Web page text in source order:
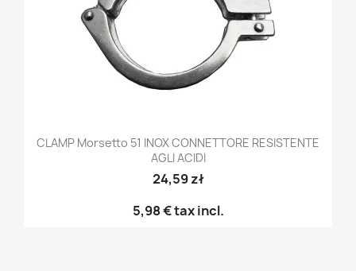
CLAMP Morsetto 51 INOX CONNETTORE RESISTENTE
AGLI ACIDI
24,59 zł
5,98 €tax incl.